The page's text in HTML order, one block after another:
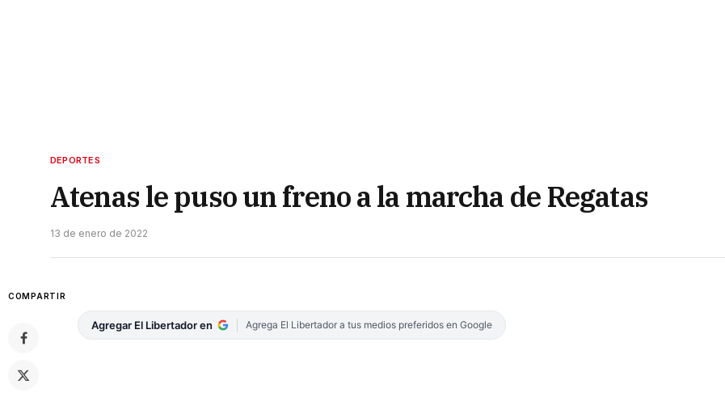
DEPORTES
Atenas le puso un freno a la marcha de Regatas
13 de enero de 2022
COMPARTIR
Agregar El Libertador en Agrega El Libertador a tus medios preferidos en Google